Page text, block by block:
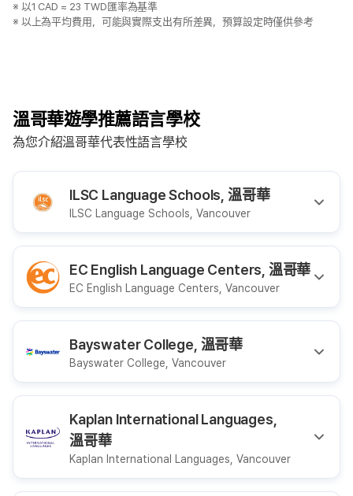
※ 以1 CAD ≈ 23 TWD匯率為基準
※ 以上為平均費用，可能與實際支出有所差異，預算設定時僅供參考
溫哥華遊學推薦語言學校
為您介紹溫哥華代表性語言學校
ILSC Language Schools, 溫哥華
ILSC Language Schools, Vancouver
EC English Language Centers, 溫哥華
EC English Language Centers, Vancouver
Bayswater College, 溫哥華
Bayswater College, Vancouver
Kaplan International Languages,
溫哥華
Kaplan International Languages, Vancouver